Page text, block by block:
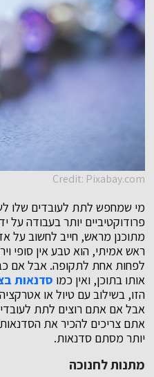
Credit: Pixabay.com
מי שמחפש לתת לעובדים שלו
פרודוקטיביים יותר בעבודה על
מתוכנן מראש, חייב לחשוב על
ראש אמיתי, הוא טבע אין סופי
לפחות אחת לתקופה. אבל אם
אותו בתוכן, ואין כמו סדנאות
הזו, בשילוב עם טיול או
אבל אם אתם רוצים לתת
אתם צריכים להכיר את
יותר מסתם סדנאות.
מתנות לחנוכה